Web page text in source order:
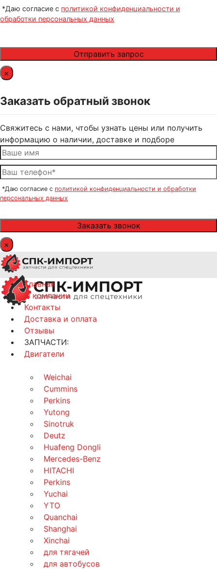
*Даю согласие с политикой конфиденциальности и
обработки персональных данных
×
Заказать обратный звонок
Свяжитесь с нами, чтобы узнать цены или получить
информацию о наличии, доставке и подборе
*Даю согласие с политикой конфиденциальности и обработки
персональных данных
×
Главная
О компании
Контакты
Доставка и оплата
Отзывы
ЗАПЧАСТИ:
Двигатели
Weichai
Cummins
Perkins
Yutong
Sinotruk
Deutz
Huafeng Dongli
Mercedes-Benz
HITACHI
Perkins
Yuchai
YTO
Quanchai
Shanghai
Xinchai
для тягачей
для автобусов